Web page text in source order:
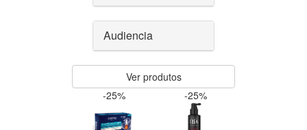
Audiencia
Ver produtos
-25%
-25%